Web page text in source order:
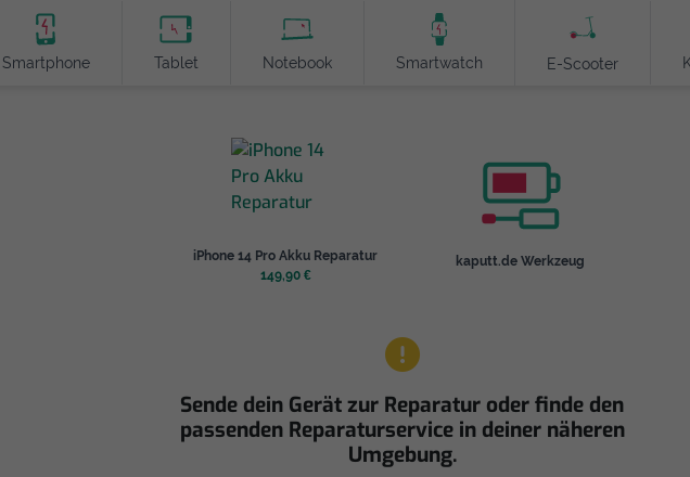
Smartphone Tablet Notebook Smartwatch E-Scooter
iPhone 14 Pro Akku Reparatur
149,90 €
kaputt.de Werkzeug
Sende dein Gerät zur Reparatur oder finde den
passenden Reparaturservice in deiner näheren
Umgebung.